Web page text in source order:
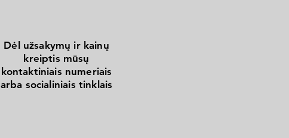
Dėl užsakymų ir kainų
kreiptis mūsų
kontaktiniais numeriais
arba socialiniais tinklais